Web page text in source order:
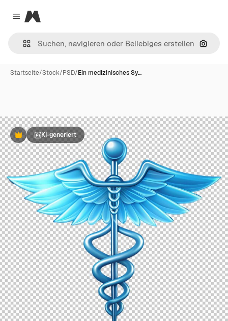
Close menu
Magnific
Nach
Startseite/Stock/PSD/Ein medizinisches Sy…
PremiumKI-generiert